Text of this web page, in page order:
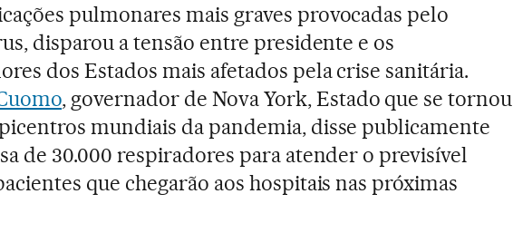
pulmonares mais graves provocadas pelo
disparou a tensão entre presidente e os
dos Estados mais afetados pela crise sanitária.
, governador de Nova York, Estado que se tornou
mundiais da pandemia, disse publicamente
de 30.000 respiradores para atender o previsível
que chegarão aos hospitais nas próximas